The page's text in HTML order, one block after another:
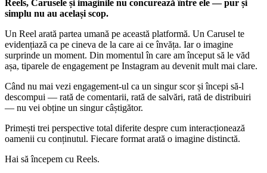
Reels, Carusele și imaginile nu concurează între ele — pur și
simplu nu au același scop.
Un Reel arată partea umană pe această platformă. Un Carusel te
evidențiază ca pe cineva de la care ai ce învăța. Iar o imagine
surprinde un moment. Din momentul în care am început să le văd
așa, tiparele de engagement pe Instagram au devenit mult mai clare.
Când nu mai vezi engagement-ul ca un singur scor și începi să-l
descompui — rată de comentarii, rată de salvări, rată de distribuiri
— nu vei obține un singur câștigător.
Primești trei perspective total diferite despre cum interacționează
oamenii cu conținutul. Fiecare format arată o imagine distinctă.
Hai să începem cu Reels.